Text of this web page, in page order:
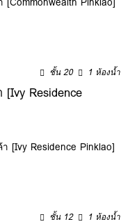
ชั้น 20 1 ห้องน้ำ
Residence
[Ivy Residence Pinklao]
ชั้น 12 1 ห้องน้ำ